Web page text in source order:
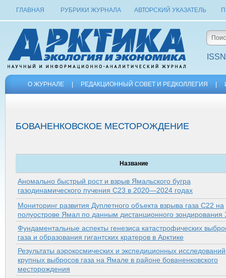
ГЛАВНАЯ РУБРИКИ ЖУРНАЛА АВТОРСКИЙ УКАЗАТЕЛЬ
О ЖУРНАЛЕ РЕДАКЦИОННЫЙ СОВЕТ И РЕДКОЛЛЕГИЯ
БОВАНЕНКОВСКОЕ МЕСТОРОЖДЕНИЕ
Название
Аномально быстрый рост и взрыв Ямальского бугра
газодинамического пучения C23 в 2020—2024 годах
Мониторинг развития Дуплетного объекта взрыва газа С22 на
полуострове Ямал по данным дистанционного зондирования
Фундаментальные аспекты генезиса катастрофических
газа и образования гигантских кратеров в Арктике
Результаты аэрокосмических и экспедиционных исследований
крупных выбросов газа на Ямале в районе бованенковского
месторождения